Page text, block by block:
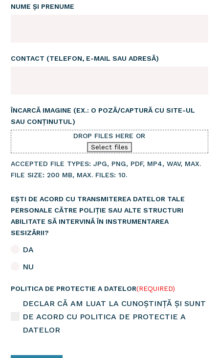
NUME ȘI PRENUME
CONTACT (TELEFON, E-MAIL SAU ADRESĂ)
ÎNCARCĂ IMAGINE (EX.: O POZĂ/CAPTURĂ CU SITE-UL
SAU CONȚINUTUL)
DROP FILES HERE OR
Select files
ACCEPTED FILE TYPES: JPG, PNG, PDF, MP4, WAV, MAX.
FILE SIZE: 200 MB, MAX. FILES: 10.
EȘTI DE ACORD CU TRANSMITEREA DATELOR TALE
PERSONALE CĂTRE POLIȚIE SAU ALTE STRUCTURI
ABILITATE SĂ INTERVINĂ ÎN INSTRUMENTAREA
SESIZĂRII?
DA
NU
POLITICA DE PROTECTIE A DATELOR(REQUIRED)
DECLAR CĂ AM LUAT LA CUNOȘTINȚĂ ȘI SUNT
DE ACORD CU POLITICA DE PROTECTIE A
DATELOR